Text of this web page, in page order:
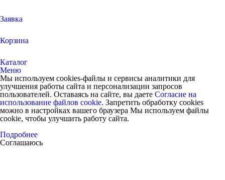
Заявка
Корзина
Каталог
Меню
Мы используем cookies-файлы и сервисы аналитики для
улучшения работы сайта и персонализации запросов
пользователей. Оставаясь на сайте, вы даете Согласие на
использование файлов cookie. Запретить обработку cookies
можно в настройках вашего браузера Мы используем файлы
cookie, чтобы улучшить работу сайта.
Подробнее
Соглашаюсь